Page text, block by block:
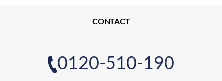
CONTACT
0120-510-190